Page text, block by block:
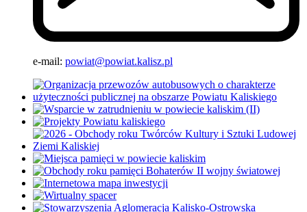
e-mail: powiat@powiat.kalisz.pl